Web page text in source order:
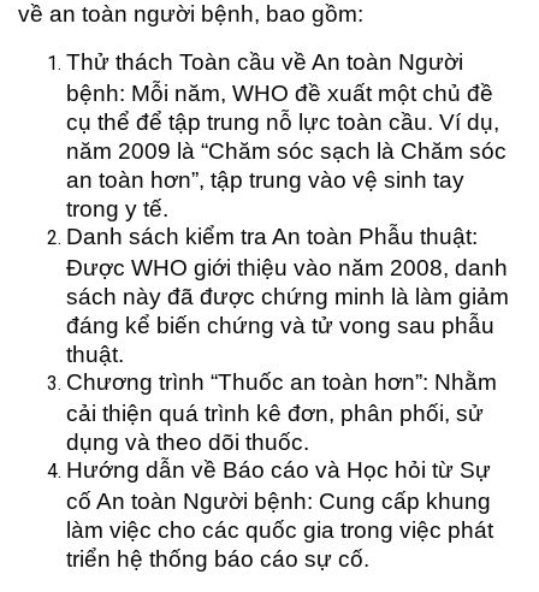
về an toàn người bệnh, bao gồm:
Thử thách Toàn cầu về An toàn Người
bệnh: Mỗi năm, WHO đề xuất một chủ đề
cụ thể để tập trung nỗ lực toàn cầu. Ví dụ,
năm 2009 là “Chăm sóc sạch là Chăm sóc
an toàn hơn”, tập trung vào vệ sinh tay
trong y tế.
Danh sách kiểm tra An toàn Phẫu thuật:
Được WHO giới thiệu vào năm 2008, danh
sách này đã được chứng minh là làm giảm
đáng kể biến chứng và tử vong sau phẫu
thuật.
Chương trình “Thuốc an toàn hơn”: Nhằm
cải thiện quá trình kê đơn, phân phối, sử
dụng và theo dõi thuốc.
Hướng dẫn về Báo cáo và Học hỏi từ Sự
cố An toàn Người bệnh: Cung cấp khung
làm việc cho các quốc gia trong việc phát
triển hệ thống báo cáo sự cố.